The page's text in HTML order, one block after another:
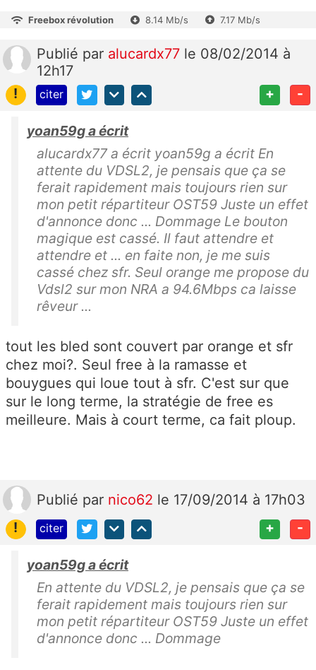
Freebox révolution 8.14 Mb/s 7.17 Mb/s
Publié par alucardx77 le 08/02/2014 à
12h17
!
citer + -
yoan59g a écrit
alucardx77 a écrit yoan59g a écrit En
attente du VDSL2, je pensais que ça se
ferait rapidement mais toujours rien sur
mon petit répartiteur OST59 Juste un effet
d'annonce donc ... Dommage Le bouton
magique est cassé. Il faut attendre et
attendre et ... en faite non, je me suis
cassé chez sfr. Seul orange me propose du
Vdsl2 sur mon NRA a 94.6Mbps ca laisse
rêveur ...
tout les bled sont couvert par orange et sfr
chez moi?. Seul free à la ramasse et
bouygues qui loue tout à sfr. C'est sur que
sur le long terme, la stratégie de free es
meilleure. Mais à court terme, ca fait ploup.
Publié par nico62 le 17/09/2014 à 17h03
!
citer + -
yoan59g a écrit
En attente du VDSL2, je pensais que ça se
ferait rapidement mais toujours rien sur
mon petit répartiteur OST59 Juste un effet
d'annonce donc ... Dommage